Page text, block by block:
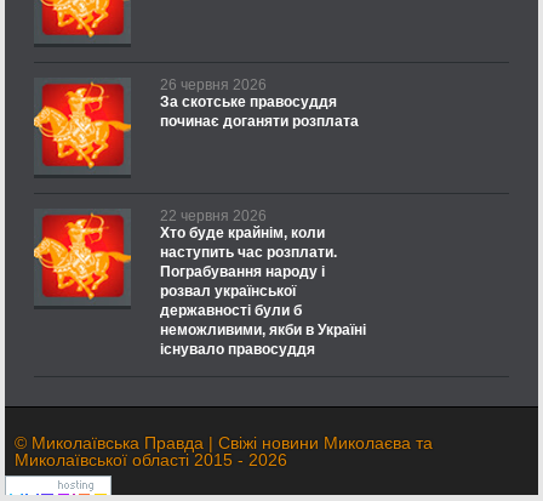
26 червня 2026
За скотське правосуддя
починає доганяти розплата
22 червня 2026
Хто буде крайнім, коли
наступить час розплати.
Пограбування народу і
розвал української
державності були б
неможливими, якби в Україні
існувало правосуддя
© Миколаївська Правда | Свіжі новини Миколаєва та
Миколаївської області 2015 - 2026